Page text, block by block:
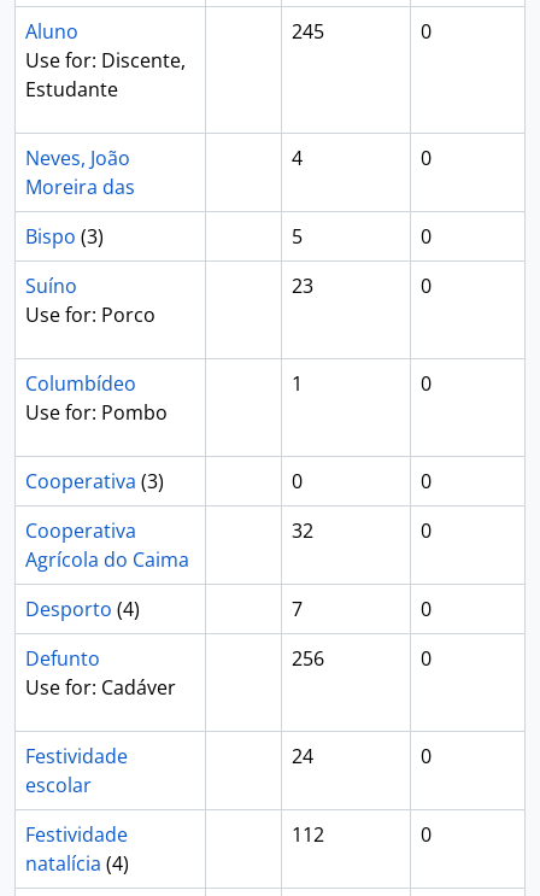
Aluno
Use for: Discente,
Estudante
245 0
Neves, João
Moreira das
4 0
Bispo (3) 5
0
Suíno
Use for: Porco
23 0
Columbídeo
Use for: Pombo
1 0
Cooperativa (3) 0
0
Cooperativa
Agrícola do Caima
32 0
Desporto (4) 7
0
Defunto
Use for: Cadáver
256 0
Festividade
escolar
24 0
Festividade
natalícia (4)
112 0